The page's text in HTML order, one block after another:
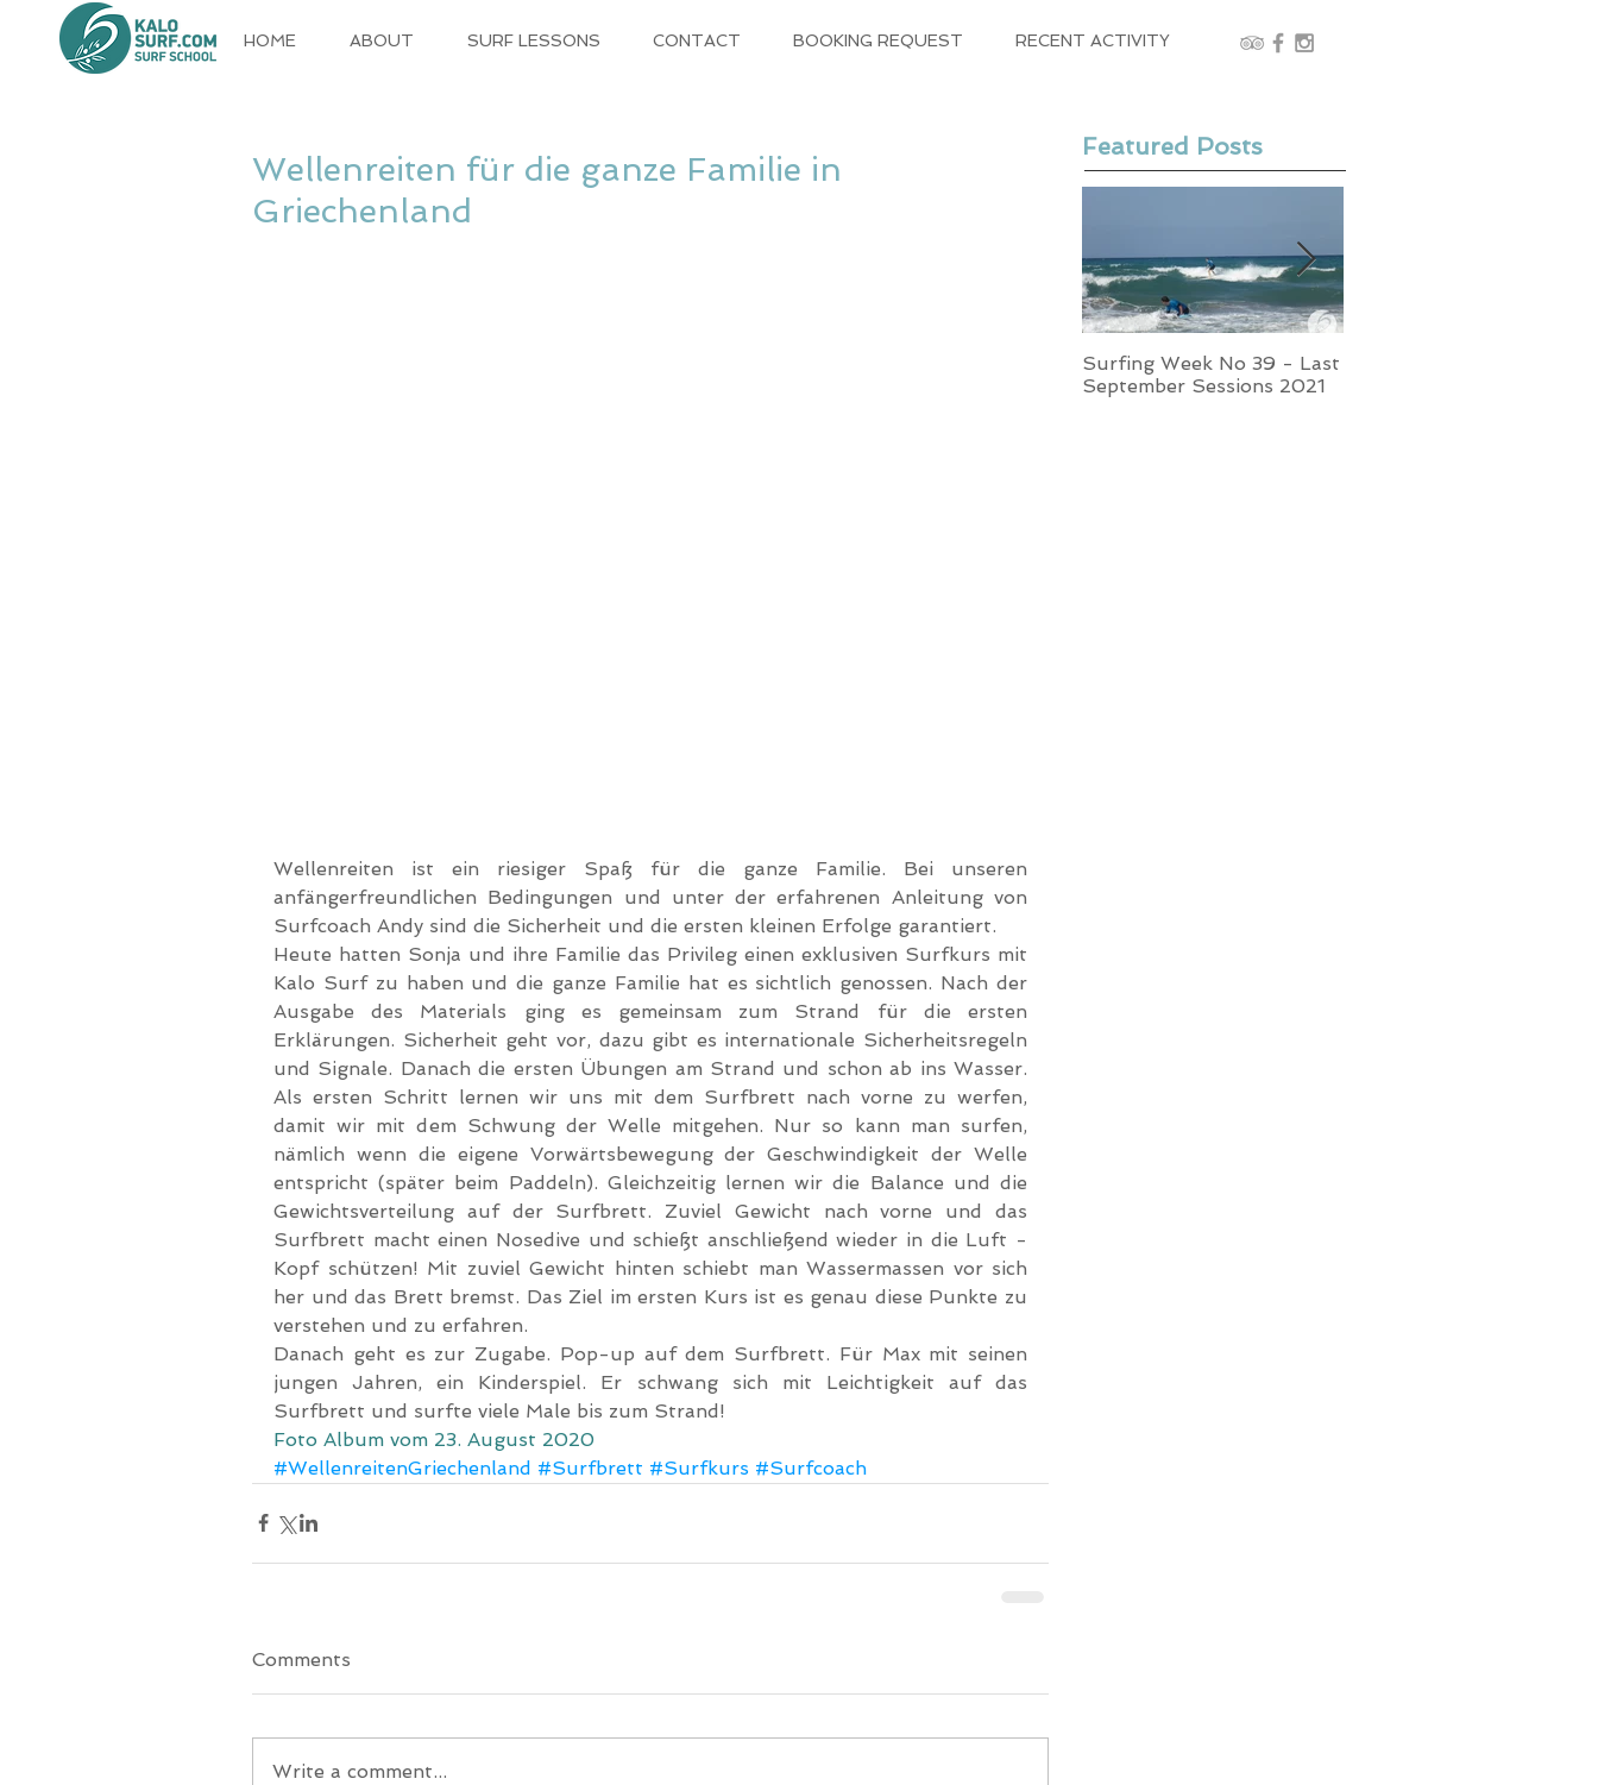
HOME ABOUT SURF LESSONS CONTACT BOOKING REQUEST RECENT ACTIVITY
Wellenreiten für die ganze Familie in
Griechenland
Wellenreiten ist ein riesiger Spaß für die ganze Familie. Bei unseren
anfängerfreundlichen Bedingungen und unter der erfahrenen Anleitung von
Surfcoach Andy sind die Sicherheit und die ersten kleinen Erfolge garantiert.
Heute hatten Sonja und ihre Familie das Privileg einen exklusiven Surfkurs mit
Kalo Surf zu haben und die ganze Familie hat es sichtlich genossen. Nach der
Ausgabe des Materials ging es gemeinsam zum Strand für die ersten
Erklärungen. Sicherheit geht vor, dazu gibt es internationale Sicherheitsregeln
und Signale. Danach die ersten Übungen am Strand und schon ab ins Wasser.
Als ersten Schritt lernen wir uns mit dem Surfbrett nach vorne zu werfen,
damit wir mit dem Schwung der Welle mitgehen. Nur so kann man surfen,
nämlich wenn die eigene Vorwärtsbewegung der Geschwindigkeit der Welle
entspricht (später beim Paddeln). Gleichzeitig lernen wir die Balance und die
Gewichtsverteilung auf der Surfbrett. Zuviel Gewicht nach vorne und das
Surfbrett macht einen Nosedive und schießt anschließend wieder in die Luft -
Kopf schützen! Mit zuviel Gewicht hinten schiebt man Wassermassen vor sich
her und das Brett bremst. Das Ziel im ersten Kurs ist es genau diese Punkte zu
verstehen und zu erfahren.
Danach geht es zur Zugabe. Pop-up auf dem Surfbrett. Für Max mit seinen
jungen Jahren, ein Kinderspiel. Er schwang sich mit Leichtigkeit auf das
Surfbrett und surfte viele Male bis zum Strand!
Foto Album vom 23. August 2020
#WellenreitenGriechenland #Surfbrett #Surfkurs #Surfcoach
Comments
Write a comment...
Featured Posts
Surfing Week No 39 - Last
September Sessions 2021